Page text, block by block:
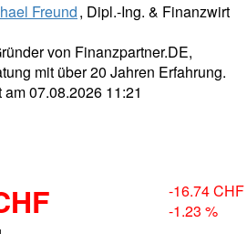
Freund, Dipl.-Ing. & Finanzwirt
von Finanzpartner.DE,
mit über 20 Jahren Erfahrung.
07.08.2026 11:21
-16.74 CHF
-1.23 %